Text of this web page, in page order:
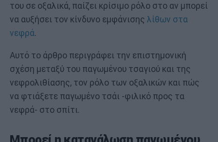
του σε οξαλικά, παίζει κρίσιμο ρόλο στο αν μπορεί
να αυξήσει τον κίνδυνο εμφάνισης λίθων στα
νεφρά.
Αυτό το άρθρο περιγράφει την επιστημονική
σχέση μεταξύ του παγωμένου τσαγιού και της
νεφρολιθίασης, τον ρόλο των οξαλικών και πώς
να φτιάξετε παγωμένο τσάι -φιλικό προς τα
νεφρά- στο σπίτι.